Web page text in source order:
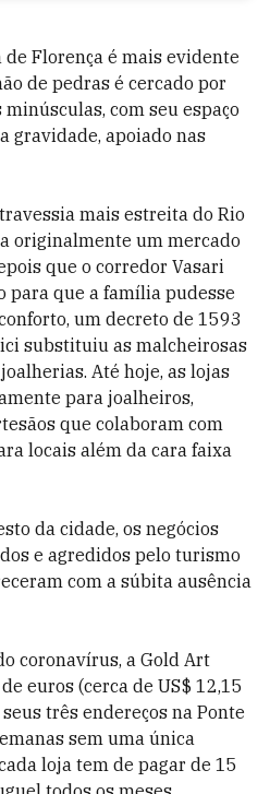
Florença é mais evidente
de pedras é cercado por
com seu espaço
gravidade, apoiado nas
mais estreita do Rio
originalmente um mercado
que o corredor Vasari
para que a família pudesse
um decreto de 1593
substituiu as malcheirosas
Até hoje, as lojas
para joalheiros,
que colaboram com
locais além da cara faixa
da cidade, os negócios
e agredidos pelo turismo
com a súbita ausência
coronavírus, a Gold Art
euros (cerca de US$ 12,15
três endereços na Ponte
sem uma única
loja tem de pagar de 15